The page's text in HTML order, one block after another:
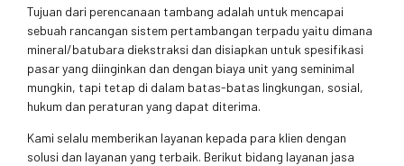
Tujuan dari perencanaan tambang adalah untuk mencapai
sebuah rancangan sistem pertambangan terpadu yaitu dimana
mineral/batubara diekstraksi dan disiapkan untuk spesifikasi
pasar yang diinginkan dan dengan biaya unit yang seminimal
mungkin, tapi tetap di dalam batas-batas lingkungan, sosial,
hukum dan peraturan yang dapat diterima.
Kami selalu memberikan layanan kepada para klien dengan
solusi dan layanan yang terbaik. Berikut bidang layanan jasa